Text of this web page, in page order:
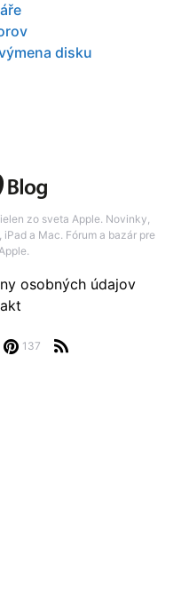
disku
zo sveta Apple. Novinky,
a Mac. Fórum a bazár pre
137
osobných údajov